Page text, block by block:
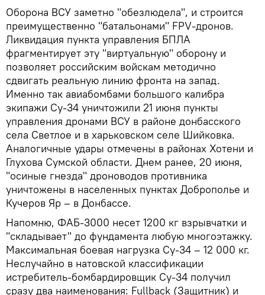
Оборона ВСУ заметно "обезлюдела", и строится
преимущественно "батальонами" FPV-дронов.
Ликвидация пункта управления БПЛА
фрагментирует эту "виртуальную" оборону и
позволяет российским войскам методично
сдвигать реальную линию фронта на запад.
Именно так авиабомбами большого калибра
экипажи Су-34 уничтожили 21 июня пункты
управления дронами ВСУ в районе донбасского
села Светлое и в харьковском селе Шийковка.
Аналогичные удары отмечены в районах Хотени и
Глухова Сумской области. Днем ранее, 20 июня,
"осиные гнезда" дроноводов противника
уничтожены в населенных пунктах Доброполье и
Кучеров Яр – в Донбассе.
Напомню, ФАБ-3000 несет 1200 кг взрывчатки и
"складывает" до фундамента любую многоэтажку.
Максимальная боевая нагрузка Су-34 – 12 000 кг.
Неслучайно в натовской классификации
истребитель-бомбардировщик Су-34 получил
сразу два наименования: Fullback (Защитник) и